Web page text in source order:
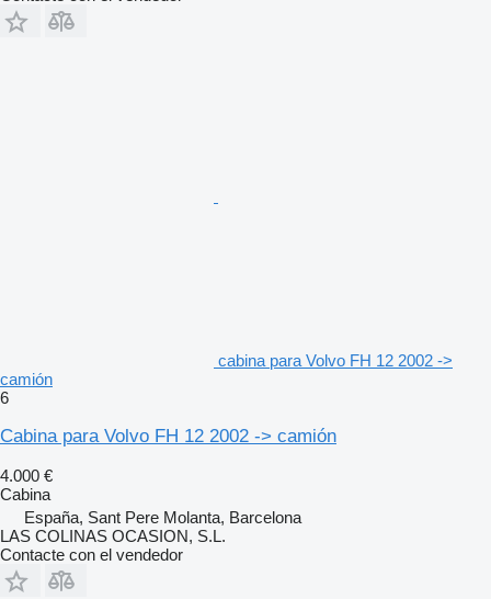
cabina para Volvo FH 12 2002 ->
camión
6
Cabina para Volvo FH 12 2002 -> camión
4.000 €
Cabina
España, Sant Pere Molanta, Barcelona
LAS COLINAS OCASION, S.L.
Contacte con el vendedor